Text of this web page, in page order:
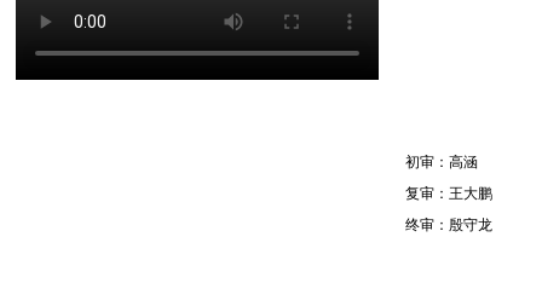
初审：高涵
复审：王大鹏
终审：殷守龙